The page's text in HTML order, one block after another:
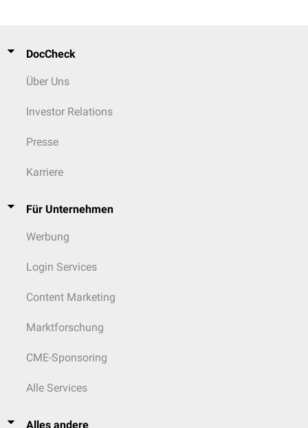
DocCheck
Über Uns
Investor Relations
Presse
Karriere
Für Unternehmen
Werbung
Login Services
Content Marketing
Marktforschung
CME-Sponsoring
Alle Services
Alles andere